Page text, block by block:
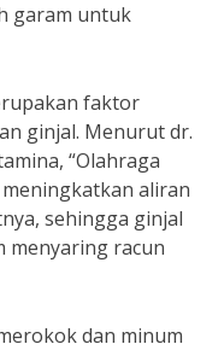
garam untuk
faktor
ginjal. Menurut dr.
“Olahraga
aliran
sehingga ginjal
menyaring racun
dan minum